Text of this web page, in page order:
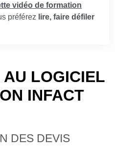
vidéo de formation
préférez lire, faire défiler
AU LOGICIEL
INFACT
DES DEVIS